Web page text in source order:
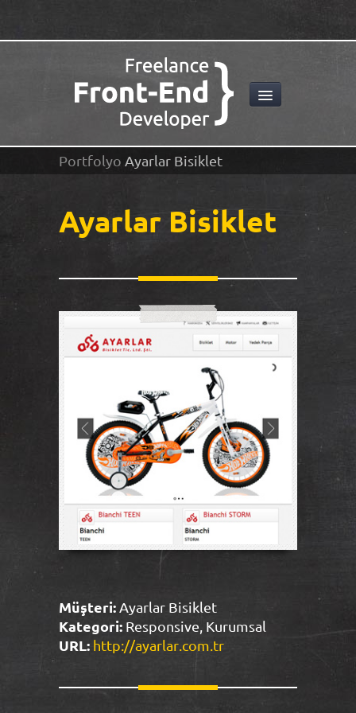
Portfolyo Ayarlar Bisiklet
Ayarlar Bisiklet
Müşteri: Ayarlar Bisiklet
Kategori: Responsive, Kurumsal
URL: http://ayarlar.com.tr